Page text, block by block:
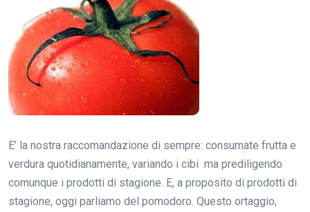
E’ la nostra raccomandazione di sempre: consumate frutta e
verdura quotidianamente, variando i cibi ma prediligendo
comunque i prodotti di stagione. E, a proposito di prodotti di
stagione, oggi parliamo del pomodoro. Questo ortaggio,